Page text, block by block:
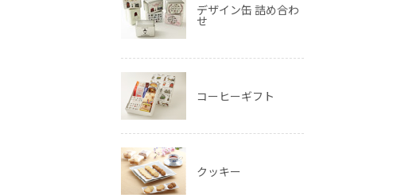
デザイン缶 詰め合わ
せ
コーヒーギフト
クッキー